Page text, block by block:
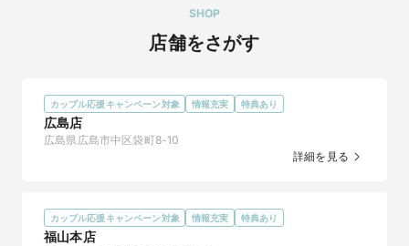
令和8年8月8日にプロポーズするなら｜当日持ち帰れ
るヴァニラのダイヤモンドエンゲージリング
この夏のプロポーズをヴァニラが応援します♪
ヴァニラなら、当日持ち帰れる婚約指輪や10万円台から揃うプ
ロポーズジュエリーが揃うから、今日プロポーズしたい！とい
い高品質な天然ダイヤモンドで一生の思い出に残るプロポーズ
が叶います。
SHOP
店舗をさがす
カップル応援キャンペーン対象 情報充実 特典あり
広島店
広島県広島市中区袋町8-10
詳細を見る
カップル応援キャンペーン対象 情報充実 特典あり
福山本店